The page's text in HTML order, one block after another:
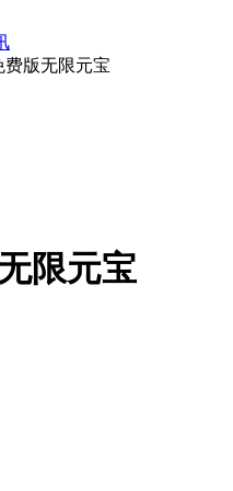
费版无限元宝
限元宝